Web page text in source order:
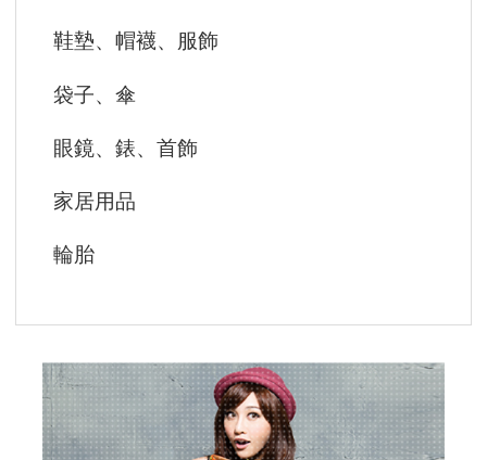
鞋墊、帽襪、服飾
袋子、傘
眼鏡、錶、首飾
家居用品
輪胎